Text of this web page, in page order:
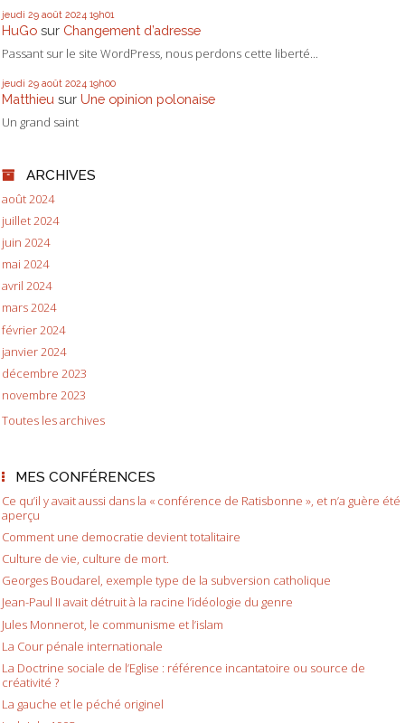
jeudi 29 août 2024 19h01
HuGo sur Changement d’adresse
Passant sur le site WordPress, nous perdons cette liberté...
jeudi 29 août 2024 19h00
Matthieu sur Une opinion polonaise
Un grand saint
ARCHIVES
août 2024
juillet 2024
juin 2024
mai 2024
avril 2024
mars 2024
février 2024
janvier 2024
décembre 2023
novembre 2023
Toutes les archives
MES CONFÉRENCES
Ce qu’il y avait aussi dans la « conférence de Ratisbonne », et n’a guère été
aperçu
Comment une democratie devient totalitaire
Culture de vie, culture de mort.
Georges Boudarel, exemple type de la subversion catholique
Jean-Paul II avait détruit à la racine l’idéologie du genre
Jules Monnerot, le communisme et l’islam
La Cour pénale internationale
La Doctrine sociale de l’Eglise : référence incantatoire ou source de
créativité ?
La gauche et le péché originel